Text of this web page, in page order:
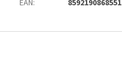
EAN: 8592190868551